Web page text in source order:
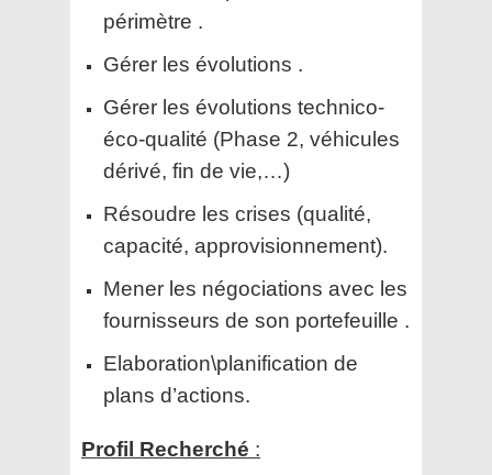
périmètre .
Gérer les évolutions .
Gérer les évolutions technico-
éco-qualité (Phase 2, véhicules
dérivé, fin de vie,…)
Résoudre les crises (qualité,
capacité, approvisionnement).
Mener les négociations avec les
fournisseurs de son portefeuille .
Elaboration\planification de
plans d’actions.
Profil Recherché :